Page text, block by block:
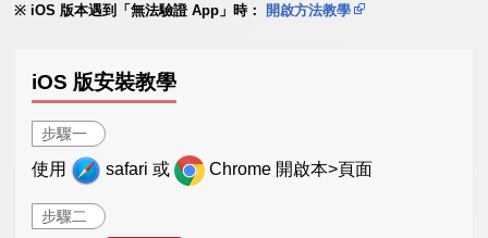
iOS 版本遇到「無法驗證 App」時：
開啟方法教學
iOS 版安裝教學
步驟一
使用 safari 或 Chrome 開啟本>頁面
步驟二